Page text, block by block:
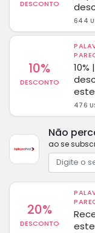
DESCONTO
644
10%
DESCONTO
476
Não
ao se
20%
DESCONTO